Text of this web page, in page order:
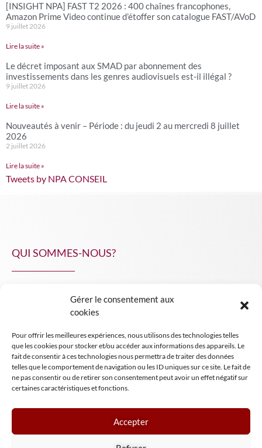
Gérer le consentement aux
cookies
Pour offrir les meilleures expériences, nous utilisons des technologies telles
que les cookies pour stocker et/ou accéder aux informations des appareils. Le
fait de consentir à ces technologies nous permettra de traiter des données
telles que le comportement de navigation ou les ID uniques sur ce site. Le fait de
ne pas consentir ou de retirer son consentement peut avoir un effet négatif sur
certaines caractéristiques et fonctions.
Accepter
[INSIGHT NPA] FAST T2 2026 : 400 chaînes francophones,
Amazon Prime Video continue d’étoffer son catalogue FAST/AVoD
9 juillet 2026
Lire la suite »
Le décret imposant aux SMAD par abonnement des
investissements dans les genres audiovisuels est-il illégal ?
9 juillet 2026
Lire la suite »
Nouveautés à venir – Période : du jeudi 2 au mercredi 8 juillet
2026
2 juillet 2026
Lire la suite »
Tweets by NPA CONSEIL
QUI SOMMES-NOUS?
INSIGHT NPA
Mentions légales